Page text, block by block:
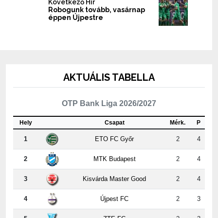
Következő Hír
Robogunk tovább, vasárnap
éppen Újpestre
AKTUÁLIS TABELLA
OTP Bank Liga 2026/2027
Hely Csapat Mérk. P
1 ETO FC Győr 2 4
2 MTK Budapest 2 4
3 Kisvárda Master Good 2 4
4 Újpest FC 2 3